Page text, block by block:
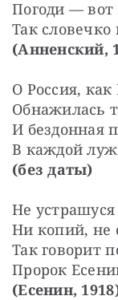
Погоди — вот
Так
(Анненский,
О Россия,
Обнажилась
И бездонная
В каждой
(без даты)
Не устрашуся
Ни копий, не
Так говорит
Пророк
(Есенин,